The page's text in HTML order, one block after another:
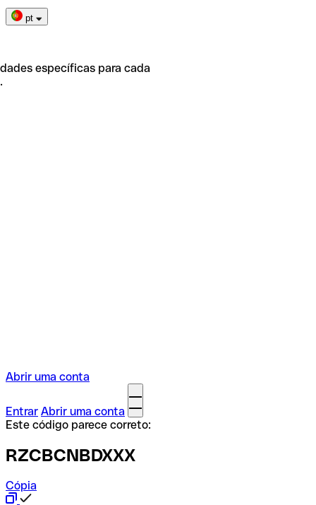
pt
específicas para cada
Abrir uma conta
Entrar Abrir uma conta
Este código parece correto:
RZCBCNBDXXX
Cópia